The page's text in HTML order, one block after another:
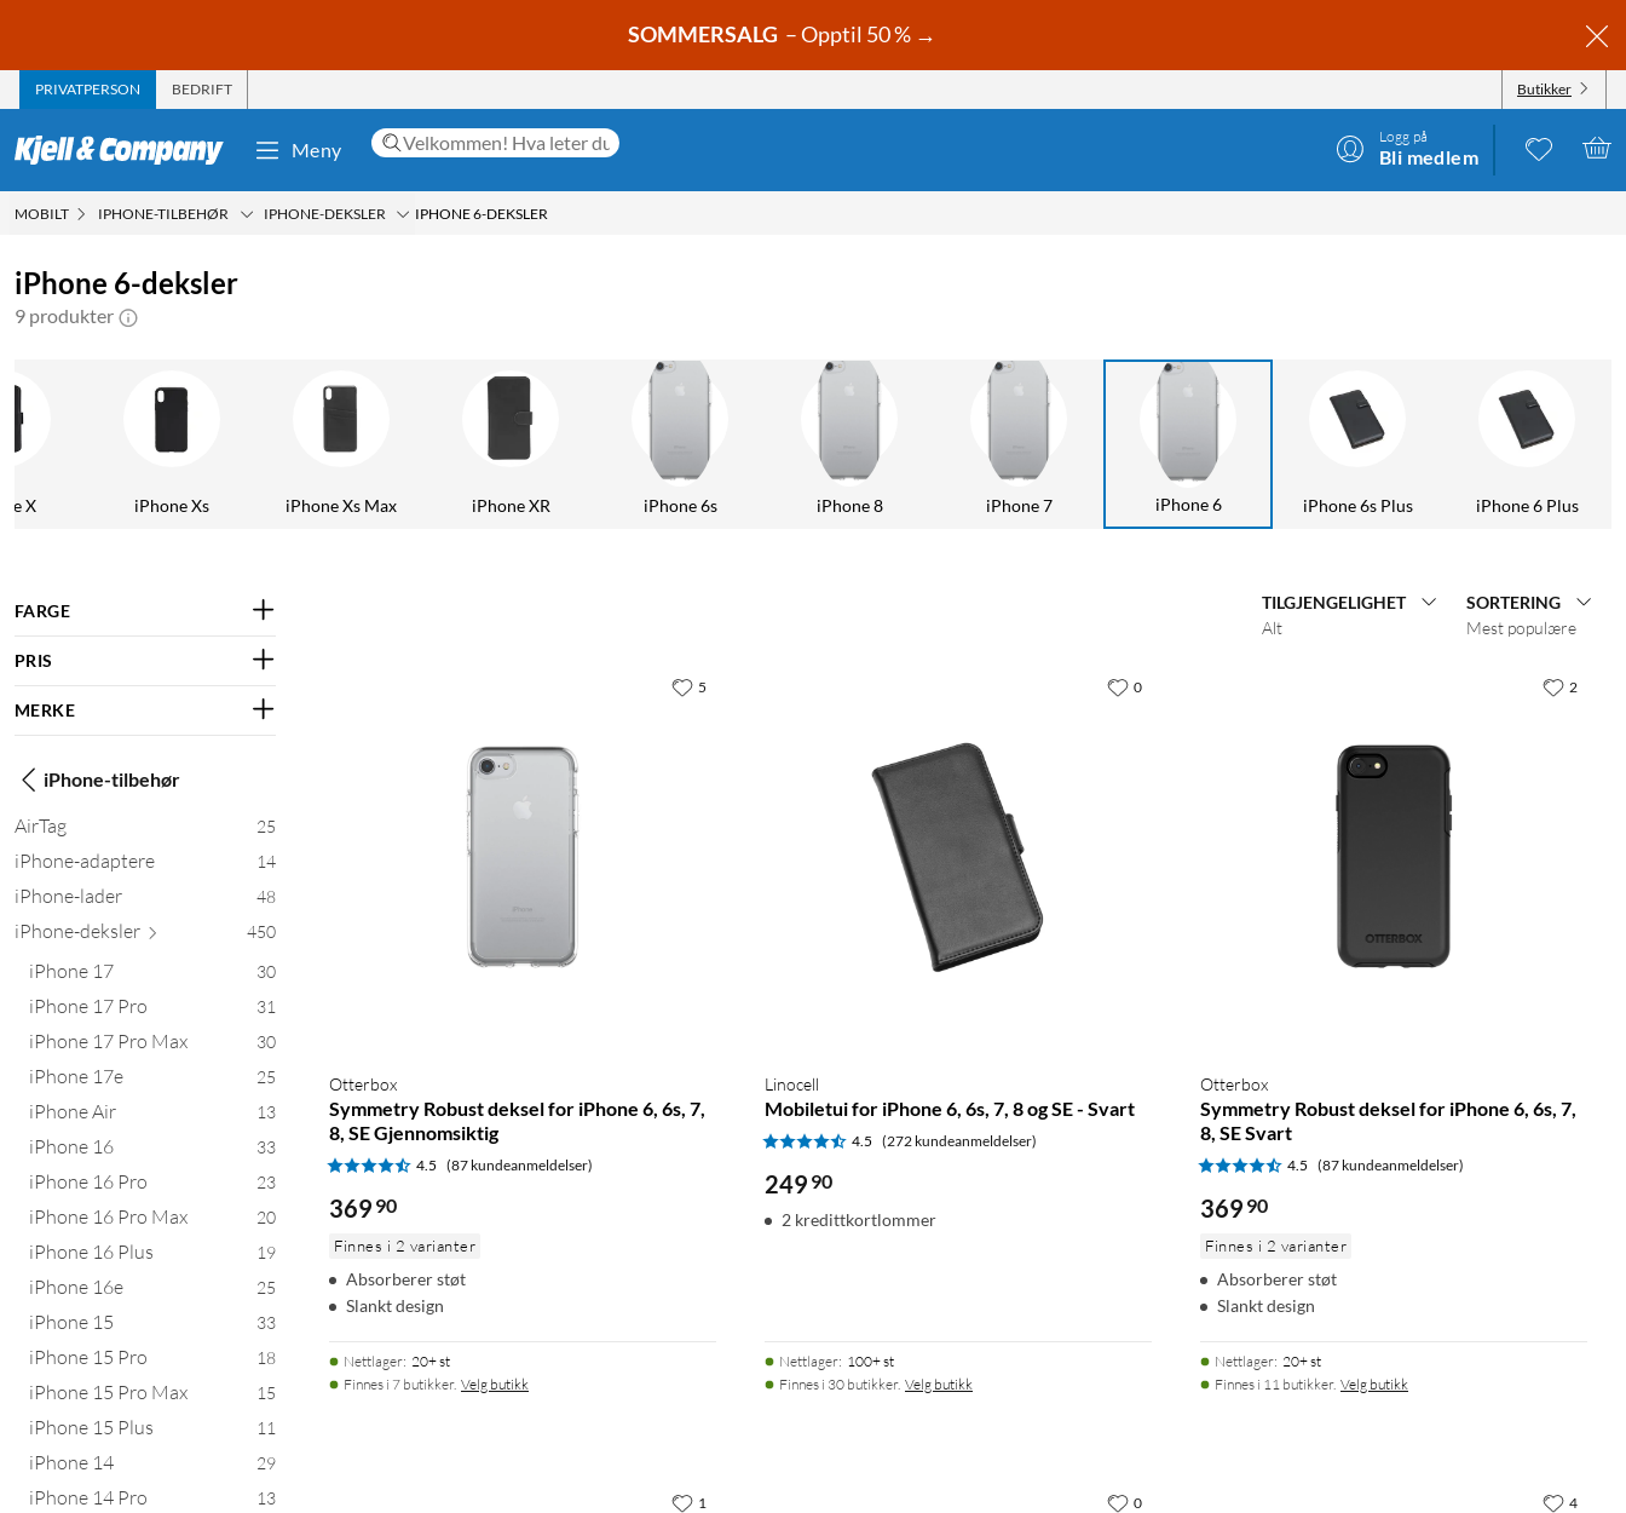
SOMMERSALG – Opptil 50 % →
PRIVATPERSON BEDRIFT Butikker
Meny
Logg på
Bli medlem
MOBILT IPHONE-TILBEHØR IPHONE-DEKSLER IPHONE 6-DEKSLER
iPhone 6-deksler
9 produkter
X iPhone Xs iPhone Xs Max iPhone XR iPhone 6s iPhone 8 iPhone 7 iPhone 6 iPhone 6s Plus iPhone 6 Plus
FARGE
PRIS
MERKE
iPhone-tilbehør
AirTag 25
iPhone-adaptere 14
iPhone-lader 48
iPhone-deksler 450
iPhone 17 30
iPhone 17 Pro 31
iPhone 17 Pro Max 30
iPhone 17e 25
iPhone Air 13
iPhone 16 33
iPhone 16 Pro 23
iPhone 16 Pro Max 20
iPhone 16 Plus 19
iPhone 16e 25
iPhone 15 33
iPhone 15 Pro 18
iPhone 15 Pro Max 15
iPhone 15 Plus 11
iPhone 14 29
iPhone 14 Pro 13
TILGJENGELIGHET
Alt
SORTERING
Mest populære
Otterbox
Symmetry Robust deksel for iPhone 6, 6s, 7,
8, SE Gjennomsiktig
4.5 (87 kundeanmeldelser)
369 90
Finnes i 2 varianter
Absorberer støt
Slankt design
Nettlager: 20+ st
Finnes i 7 butikker. Velg butikk
5
Linocell
Mobiletui for iPhone 6, 6s, 7, 8 og SE - Svart
4.5 (272 kundeanmeldelser)
249 90
2 kredittkortlommer
Nettlager: 100+ st
Finnes i 30 butikker. Velg butikk
0
Otterbox
Symmetry Robust deksel for iPhone 6, 6s, 7,
8, SE Svart
4.5 (87 kundeanmeldelser)
369 90
Finnes i 2 varianter
Absorberer støt
Slankt design
Nettlager: 20+ st
Finnes i 11 butikker. Velg butikk
2
1 0 4